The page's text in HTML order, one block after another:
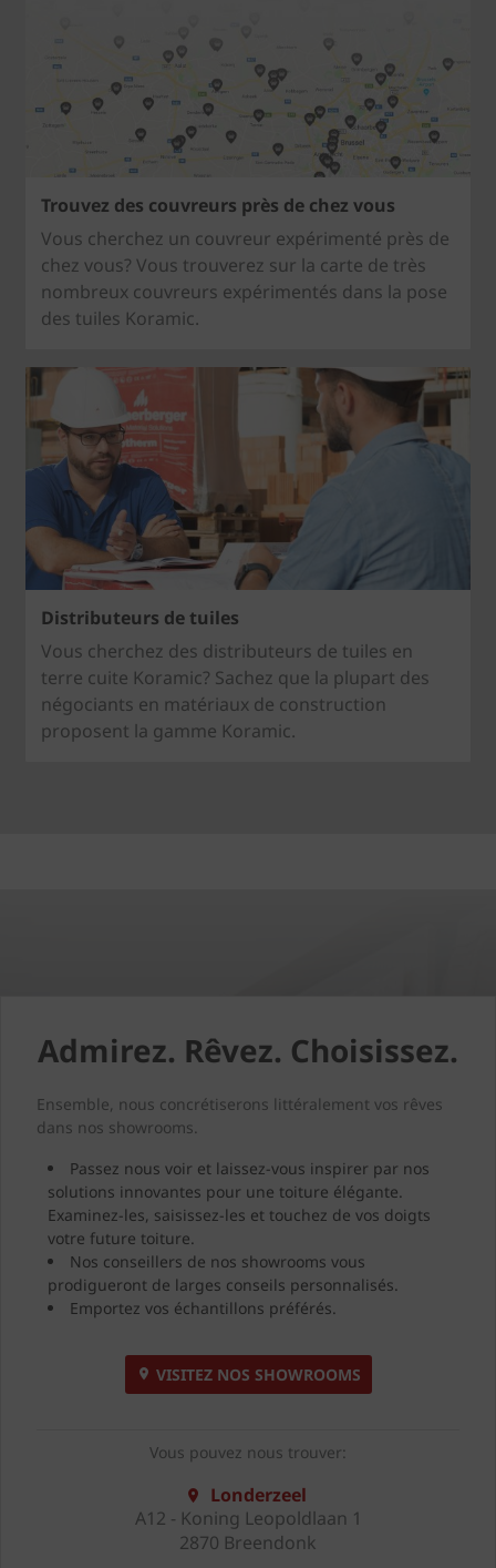
Trouvez des couvreurs près de chez vous
Vous cherchez un couvreur expérimenté près de
chez vous? Vous trouverez sur la carte de très
nombreux couvreurs expérimentés dans la pose
des tuiles Koramic.
Distributeurs de tuiles
Vous cherchez des distributeurs de tuiles en
terre cuite Koramic? Sachez que la plupart des
négociants en matériaux de construction
proposent la gamme Koramic.
Admirez. Rêvez. Choisissez.
Ensemble, nous concrétiserons littéralement vos rêves
dans nos showrooms.
Passez nous voir et laissez-vous inspirer par nos
solutions innovantes pour une toiture élégante.
Examinez-les, saisissez-les et touchez de vos doigts
votre future toiture.
Nos conseillers de nos showrooms vous
prodigueront de larges conseils personnalisés.
Emportez vos échantillons préférés.
VISITEZ NOS SHOWROOMS
Vous pouvez nous trouver:
Londerzeel
A12 - Koning Leopoldlaan 1
2870 Breendonk